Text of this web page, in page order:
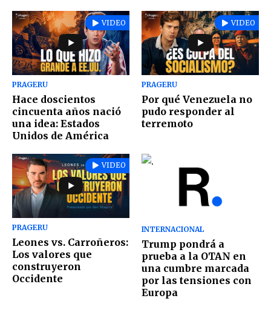
VIDEO
PRAGERU
Hace doscientos
cincuenta años nació
una idea: Estados
Unidos de América
VIDEO
PRAGERU
Por qué Venezuela no
pudo responder al
terremoto
VIDEO
PRAGERU
Leones vs. Carroñeros:
Los valores que
construyeron
Occidente
INTERNACIONAL
Trump pondrá a
prueba a la OTAN en
una cumbre marcada
por las tensiones con
Europa